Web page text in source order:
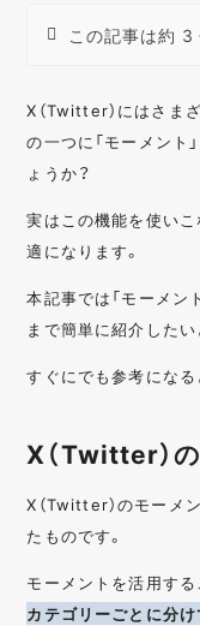
この記事は約 3
X（Twitter）にはさま
の一つに「モーメント
ょうか？
実はこの機能を使い
適になります。
本記事では「モーメン
まで簡単に紹介したい
すぐにでも参考になる
X（Twitter）
X（Twitter）のモーメ
たものです。
モーメントを活用する
カテゴリーごとに分